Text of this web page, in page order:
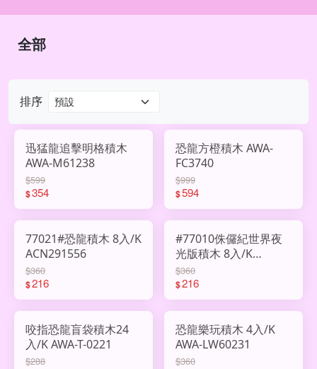
排序
迅猛龍追擊明格積木
AWA-M61238
$599
$354
恐龍方橙積木 AWA-
FC3740
$999
$594
77021#恐龍積木 8入/K
ACN291556
$360
$216
#77010侏儸紀世界夜
光版積木 8入/K
ACN283286
$360
$216
咬指恐龍盲袋積木24
入/K AWA-T-0221
$288
恐龍樂玩積木 4入/K
AWA-LW60231
$360
全部